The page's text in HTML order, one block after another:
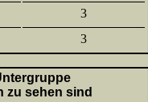
3
3
zu sehen sind